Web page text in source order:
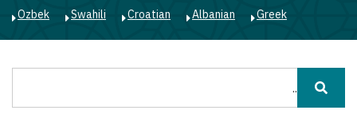
Greek
Albanian
Croatian
Swahili
Ozbek